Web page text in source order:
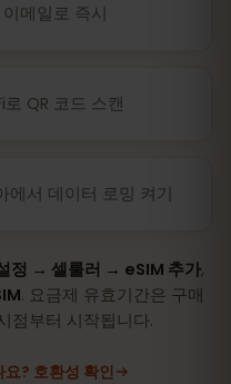
메일로 즉시
로 QR 코드 스캔
에서 데이터 로밍 켜기
정 → 셀룰러 → eSIM 추가,
. 요금제 유효기간은 구매
점부터 시작됩니다.
? 호환성 확인